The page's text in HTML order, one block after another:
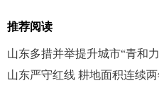
推荐阅读
山东多措并举提升城市“青和
山东严守红线 耕地面积连续